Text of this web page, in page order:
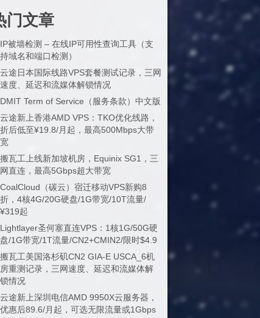
门文章
IP被墙检测 – 在线IP可用性查询工具（支
持域名和端口检测）
云途日本国际线路VPS套餐测试记录，三网
速度、延迟和流媒体解锁情况
DMIT Term of Service（服务条款）中文版
云途新上香港AMD VPS：TKO优化线路，
折后低至¥19.8/月起，最高500Mbps大带
宽
搬瓦工上线新加坡机房，Equinix SG1，三
网直连，最高5Gbps超大带宽
CoalCloud（碳云）宿迁移动VPS新购8
折，4核4G/20G硬盘/1G带宽/10T流量/
¥319起
Lightlayer圣何塞直连VPS：1核1G/50G硬
盘/1G带宽/1T流量/CN2+CMIN2/限时$4.9
搬瓦工美国洛杉矶CN2 GIA-E USCA_6机
房重测记录，三网速度、延迟和流媒体解
锁情况
云途新上深圳电信AMD 9950X云服务器，
优惠后89.6/月起，可选无限流量或1Gbps